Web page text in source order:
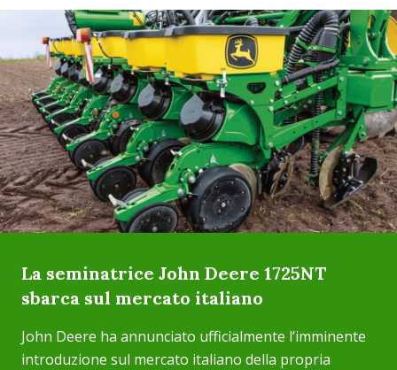
La seminatrice John Deere 1725NT
sbarca sul mercato italiano
John Deere ha annunciato ufficialmente l’imminente
introduzione sul mercato italiano della propria